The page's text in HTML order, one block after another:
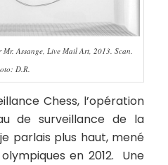
Assange, Live Mail Art, 2013. Scan.
D.R.
Chess, l’opération
de surveillance de la
parlais plus haut, mené
en 2012. Une